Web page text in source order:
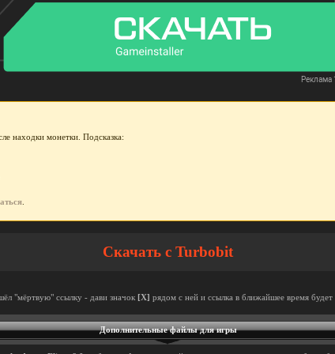
находки монетки. Подсказка:
Скачать с Turbobit
"мёртвую" ссылку - дави значок [X] рядом с ней и ссылка в ближайшее время будет
Дополнительные файлы для игры